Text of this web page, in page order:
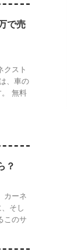
で売
クスト
、車の
無料
？
カーネ
そし
このサ